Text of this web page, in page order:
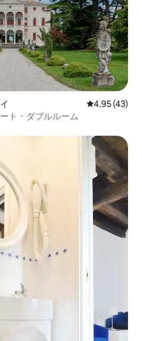
いには、パ
例がいくつ
またはボー
好家のため
あります。
に2つの美し
年から
であるシー
あり、西に
す。
レビュー43
4.95 (43)
ト・ダブルルーム